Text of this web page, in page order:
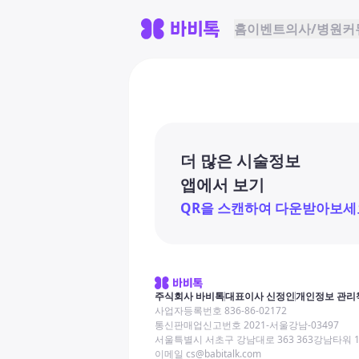
홈이벤트의사/병원커
더 많은 시술정보
앱에서 보기
QR을 스캔하여 다운받아보세
주식회사 바비톡대표이사 신정인개인정보 관리
사업자등록번호 836-86-02172
통신판매업신고번호 2021-서울강남-03497
서울특별시 서초구 강남대로 363 363강남타워
이메일 cs@babitalk.com